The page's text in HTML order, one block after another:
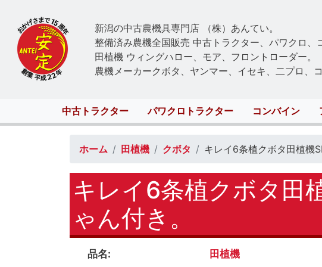
新潟の中古農機具専門店 （株）あんてい。
整備済み農機全国販売 中古トラクター、パワクロ、
田植機 ウィングハロー、モア、フロントローダー。
農機メーカークボタ、ヤンマー、イセキ、二プロ、コ
Main
navigation
中古トラクター パワクロトラクター コンバイン
ホーム 田植機 クボタ キレイ6条植クボタ田植機
キレイ6条植クボタ田
ゃん付き。
品名
田植機